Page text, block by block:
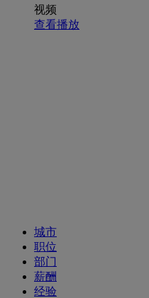
视频
查看播放
城市
职位
部门
薪酬
经验